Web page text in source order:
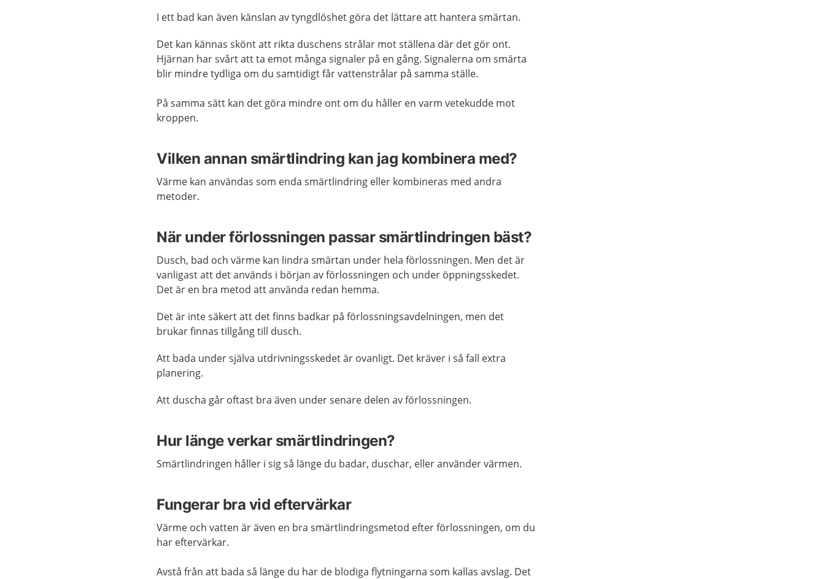
I ett bad kan även känslan av tyngdlöshet göra det lättare att hantera smärtan.
Det kan kännas skönt att rikta duschens strålar mot ställena där det gör ont.
Hjärnan har svårt att ta emot många signaler på en gång. Signalerna om smärta
blir mindre tydliga om du samtidigt får vattenstrålar på samma ställe.
På samma sätt kan det göra mindre ont om du håller en varm vetekudde mot
kroppen.
Vilken annan smärtlindring kan jag kombinera med?
Värme kan användas som enda smärtlindring eller kombineras med andra
metoder.
När under förlossningen passar smärtlindringen bäst?
Dusch, bad och värme kan lindra smärtan under hela förlossningen. Men det är
vanligast att det används i början av förlossningen och under öppningsskedet.
Det är en bra metod att använda redan hemma.
Det är inte säkert att det finns badkar på förlossningsavdelningen, men det
brukar finnas tillgång till dusch.
Att bada under själva utdrivningsskedet är ovanligt. Det kräver i så fall extra
planering.
Att duscha går oftast bra även under senare delen av förlossningen.
Hur länge verkar smärtlindringen?
Smärtlindringen håller i sig så länge du badar, duschar, eller använder värmen.
Fungerar bra vid eftervärkar
Värme och vatten är även en bra smärtlindringsmetod efter förlossningen, om du
har eftervärkar.
Avstå från att bada så länge du har de blodiga flytningarna som kallas avslag. Det